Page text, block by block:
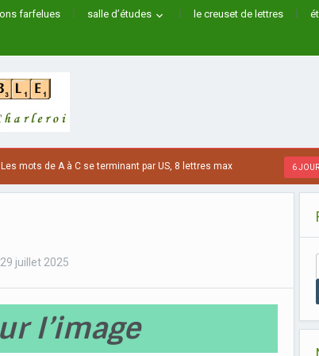
farfelues salle d’études le creuset de lettres
mots de A à C se terminant par US, 8 lettres max 6 JOURS
29 juillet 2025
l’image